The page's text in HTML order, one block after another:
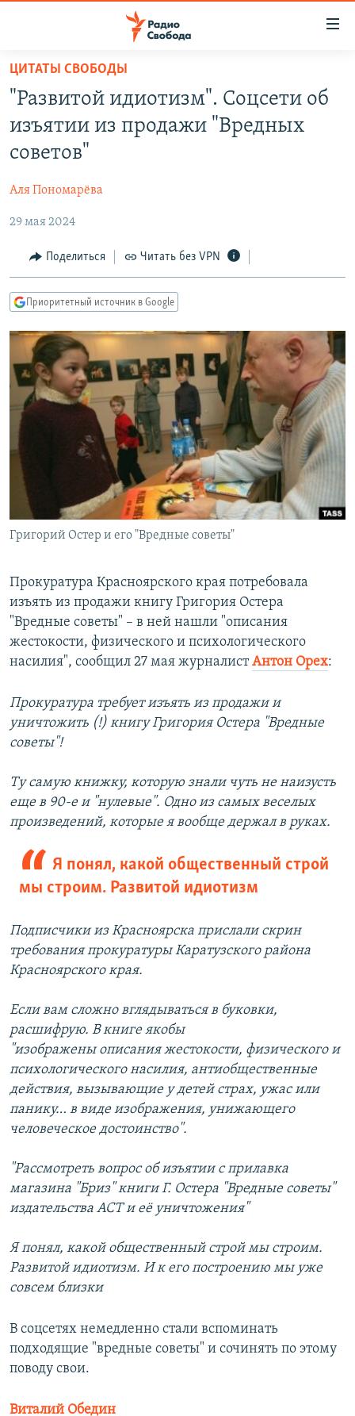
упрощенного
доступа
основному
Вернутся
навигации
Вернутся
поиску
ПРОГРАММЫ
АВТОРСКИЕ ПРОЕКТЫ
МНЕНИЯ
КУЛЬТУРА
IDEL.РЕАЛИИ
СЕВЕР.РЕАЛИИ
СИБИРЬ.РЕАЛИИ
РАСПИСАНИЕ ВЕЩАНИЯ
ПОДПИШИТЕСЬ НА РАССЫЛКУ
СОЦИАЛЬНЫЕ СЕТИ
ЦИТАТЫ СВОБОДЫ
"Развитой идиотизм". Соцсети об
изъятии из продажи "Вредных
советов"
Аля Пономарёва
29 мая 2024
Поделиться Читать без VPN
Приоритетный источник в Google
Григорий Остер и его "Вредные советы"
Прокуратура Красноярского края потребовала
изъять из продажи книгу Григория Остера
"Вредные советы" – в ней нашли "описания
жестокости, физического и психологического
насилия", сообщил 27 мая журналистАнтон Орех:
Прокуратура требует изъять из продажи и
уничтожить (!) книгу Григория Остера "Вредные
советы"!
Ту самую книжку, которую знали чуть не наизусть
еще в 90-е и "нулевые". Одно из самых веселых
произведений, которые я вообще держал в руках.
Я понял, какой общественный строй
мы строим. Развитой идиотизм
Подписчики из Красноярска прислали скрин
требования прокуратуры Каратузского района
Красноярского края.
Если вам сложно вглядываться в буковки,
расшифрую. В книге якобы
"изображены описания жестокости, физического и
психологического насилия, антиобщественные
действия, вызывающие у детей страх, ужас или
панику… в виде изображения, унижающего
человеческое достоинство".
"Рассмотреть вопрос об изъятии с прилавка
магазина "Бриз" книги Г. Остера "Вредные советы"
издательства АСТ и её уничтожения"
Я понял, какой общественный строй мы строим.
Развитой идиотизм. И к его построению мы уже
совсем близки
В соцсетях немедленно стали вспоминать
подходящие "вредные советы" и сочинять по этому
поводу свои.
Виталий Обедин